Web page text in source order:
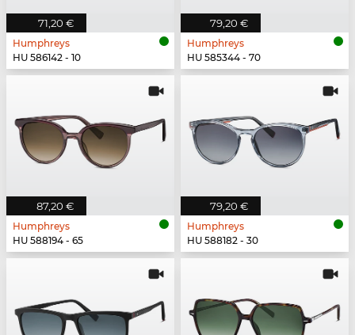
71,20 €
Humphreys
HU 586142 - 10
79,20 €
Humphreys
HU 585344 - 70
87,20 €
Humphreys
HU 588194 - 65
79,20 €
Humphreys
HU 588182 - 30